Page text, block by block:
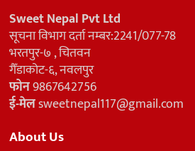
Sweet Nepal Pvt Ltd
सूचना विभाग दर्ता नम्बर:2241/077-78
भरतपुर-७ , चितवन
गैँडाकोट-६, नवलपुर
फोन9867642756
ई-मेलsweetnepal117@gmail.com
About Us